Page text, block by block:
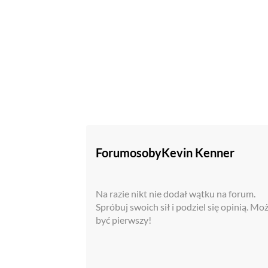
ForumosobyKevin Kenner
Na razie nikt nie dodał wątku na forum.
Spróbuj swoich sił i podziel się opinią.
być pierwszy!